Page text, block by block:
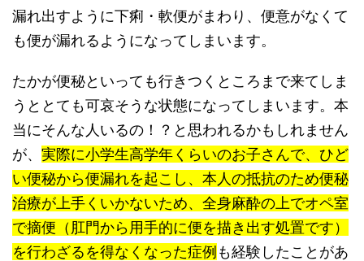
漏れ出すように下痢・軟便がまわり、便意がなくて
も便が漏れるようになってしまいます。
たかが便秘といっても行きつくところまで来てしま
うととても可哀そうな状態になってしまいます。本
当にそんな人いるの！？と思われるかもしれません
が、 実際に小学生高学年くらいのお子さんで、ひど
い便秘から便漏れを起こし、本人の抵抗のため便秘
治療が上手くいかないため、全身麻酔の上でオペ室
で摘便（肛門から用手的に便を描き出す処置です）
を行わざるを得なくなった症例 も経験したことがあ